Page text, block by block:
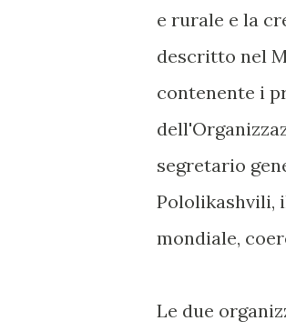
e rurale e la
descritto nel
contenente i
segretario
Pololikashvili,
mondiale,
Le due